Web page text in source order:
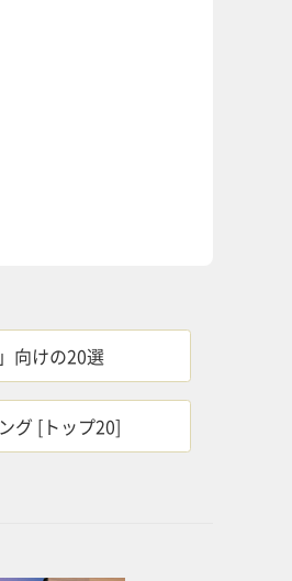
向けの20選
グ [トップ20]